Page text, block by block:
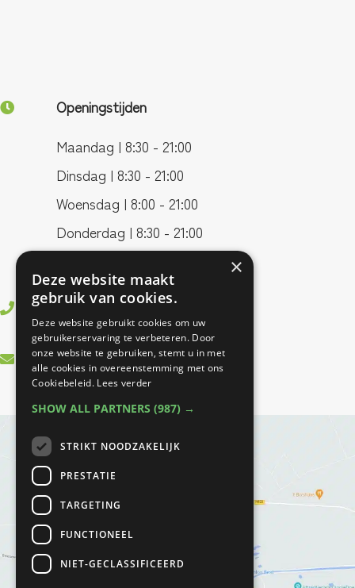
Openingstijden
Maandag | 8:30 - 21:00
Dinsdag | 8:30 - 21:00
Woensdag | 8:00 - 21:00
Donderdag | 8:30 - 21:00
0499 745406
info@bfitfysio.nl
×
Deze website maakt
gebruik van cookies.
Deze website gebruikt cookies om uw
gebruikerservaring te verbeteren. Door
onze website te gebruiken, stemt u in met
alle cookies in overeenstemming met ons
Cookiebeleid. Lees verder
SHOW ALL PARTNERS (987) →
STRIKT NOODZAKELIJK
PRESTATIE
TARGETING
FUNCTIONEEL
NIET-GECLASSIFICEERD